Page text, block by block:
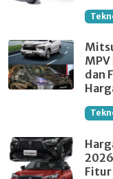
dan
Fitur